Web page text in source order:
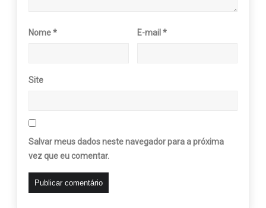
Nome* E-mail*
Site
Salvar meus dados neste navegador para a próxima
vez que eu comentar.